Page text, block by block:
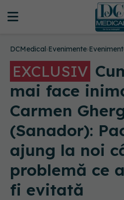
DCMedical›Evenimente›
EXCLUSIV
mai face
Carmen
(Sanador):
ajung la noi
problemă ce
fi evitată